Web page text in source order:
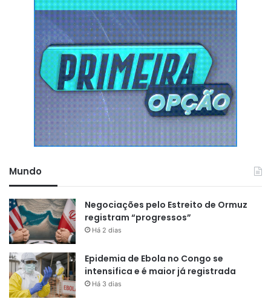
Mundo
Negociações pelo Estreito de Ormuz
registram “progressos”
Há 2 dias
Epidemia de Ebola no Congo se
intensifica e é maior já registrada
Há 3 dias